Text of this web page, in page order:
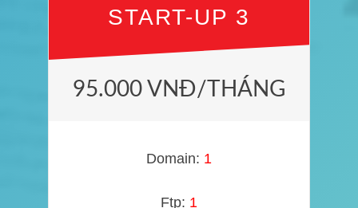
START-UP 3
95.000 VNĐ/THÁNG
Domain: 1
Ftp: 1